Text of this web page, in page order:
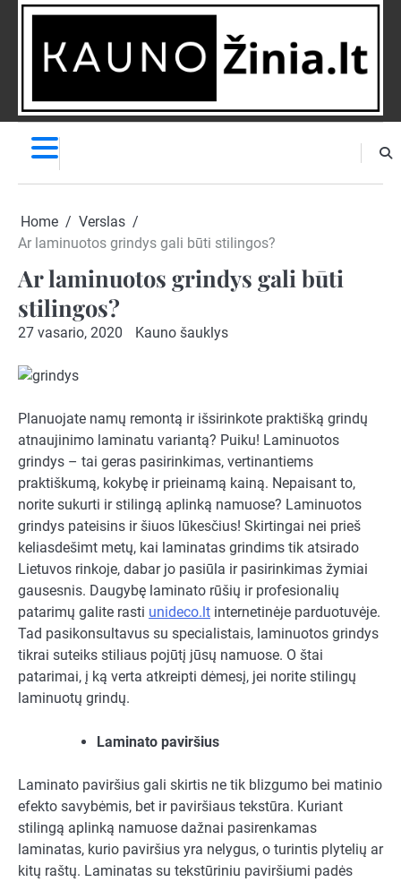
Skip
NAUJIENĄ
Home
Verslas
Ar laminuotos grindys gali būti stilingos?
Ar laminuotos grindys gali būti
stilingos?
27 vasario, 2020 Kauno šauklys
Planuojate namų remontą ir išsirinkote praktišką grindų
atnaujinimo laminatu variantą? Puiku! Laminuotos
grindys – tai geras pasirinkimas, vertinantiems
praktiškumą, kokybę ir prieinamą kainą. Nepaisant to,
norite sukurti ir stilingą aplinką namuose? Laminuotos
grindys pateisins ir šiuos lūkesčius! Skirtingai nei prieš
keliasdešimt metų, kai laminatas grindims tik atsirado
Lietuvos rinkoje, dabar jo pasiūla ir pasirinkimas žymiai
gausesnis. Daugybę laminato rūšių ir profesionalių
patarimų galite rasti unideco.lt internetinėje parduotuvėje.
Tad pasikonsultavus su specialistais, laminuotos grindys
tikrai suteiks stiliaus pojūtį jūsų namuose. O štai
patarimai, į ką verta atkreipti dėmesį, jei norite stilingų
laminuotų grindų.
Laminato paviršius
Laminato paviršius gali skirtis ne tik blizgumo bei matinio
efekto savybėmis, bet ir paviršiaus tekstūra. Kuriant
stilingą aplinką namuose dažnai pasirenkamas
laminatas, kurio paviršius yra nelygus, o turintis plytelių ar
kitų raštų. Laminatas su tekstūriniu paviršiumi padės